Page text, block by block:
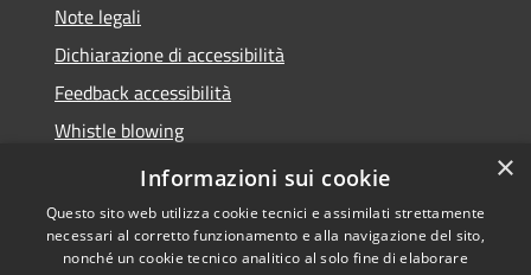
Note legali
Dichiarazione di accessibilità
Feedback accessibilità
Whistle blowing
Titolare potere sostitutivo
×
Informazioni sui cookie
Questo sito web utilizza cookie tecnici e assimilati strettamente
necessari al corretto funzionamento e alla navigazione del sito,
nonché un cookie tecnico analitico al solo fine di elaborare